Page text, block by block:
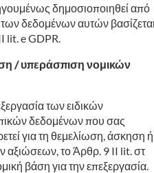
δημοσιοποιηθεί από
δεδομένων αυτών
lit. e GDPR.
/ υπεράσπιση νομικών
των ειδικών
δεδομένων που σας
για τη θεμελίωση, άσκηση ή
αξιώσεων, το Άρθρ. 9 II lit. στ
βάση για την επεξεργασία.